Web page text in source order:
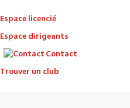
Espace licencié
Espace dirigeants
Contact
Trouver un club